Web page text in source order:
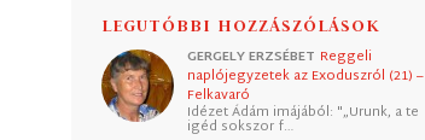
LEGUTÓBBI HOZZÁSZÓLÁSOK
GERGELY ERZSÉBET Reggeli
naplójegyzetek az Exoduszról (21) –
Felkavaró
Idézet Ádám imájából: "„Urunk, a te
igéd sokszor f…